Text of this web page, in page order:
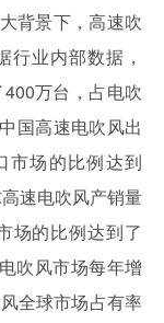
背景下，高速吹
行业内部数据，
万台，占电吹
国高速电吹风出
市场的比例达到
速电吹风产销量
场的比例达到了
吹风市场每年增
全球市场占有率